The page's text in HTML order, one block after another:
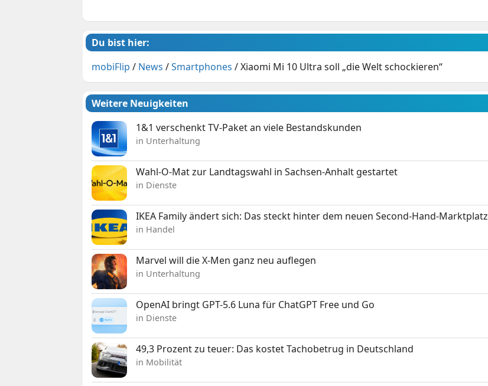
Du bist hier:
mobiFlip / News /Smartphones /Xiaomi Mi 10 Ultra soll „die Welt schockieren“
Weitere Neuigkeiten
1&1 verschenkt TV-Paket an viele Bestandskunden
in Unterhaltung
Wahl-O-Mat zur Landtagswahl in Sachsen-Anhalt gestartet
in Dienste
IKEA Family ändert sich: Das steckt hinter dem neuen Second-Hand-Marktplatz
in Handel
Marvel will die X-Men ganz neu auflegen
in Unterhaltung
OpenAI bringt GPT-5.6 Luna für ChatGPT Free und Go
in Dienste
49,3 Prozent zu teuer: Das kostet Tachobetrug in Deutschland
in Mobilität